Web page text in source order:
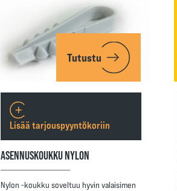
Tutustu
ASENNUSKOUKKU NYLON
Nylon -koukku soveltuu hyvin valaisimen
Lisää tarjouspyyntökoriin